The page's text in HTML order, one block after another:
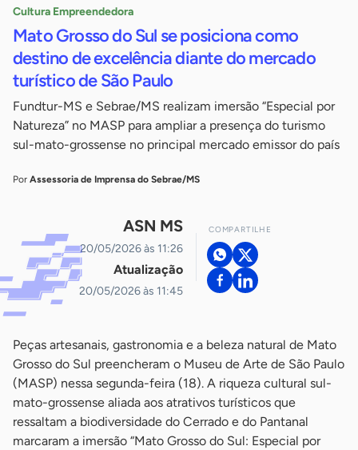
Cultura Empreendedora
Mato Grosso do Sul se posiciona como
destino de excelência diante do mercado
turístico de São Paulo
Fundtur-MS e Sebrae/MS realizam imersão “Especial por
Natureza” no MASP para ampliar a presença do turismo
sul-mato-grossense no principal mercado emissor do país
Por Assessoria de Imprensa do Sebrae/MS
ASN MS
20/05/2026 às 11:26
Atualização
20/05/2026 às 11:45
COMPARTILHE
Peças artesanais, gastronomia e a beleza natural de Mato
Grosso do Sul preencheram o Museu de Arte de São Paulo
(MASP) nessa segunda-feira (18). A riqueza cultural sul-
mato-grossense aliada aos atrativos turísticos que
ressaltam a biodiversidade do Cerrado e do Pantanal
marcaram a imersão “Mato Grosso do Sul: Especial por